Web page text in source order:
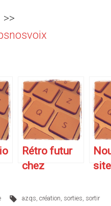
Rétro futur
chez
Curieux
ent
azqs,création, sorties, sortir